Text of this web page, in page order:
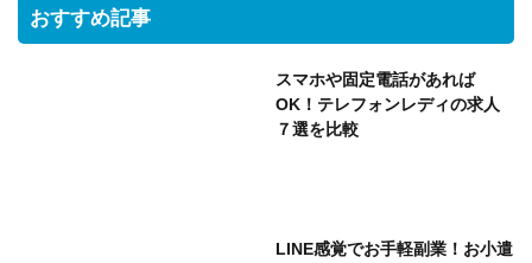
おすすめ記事
スマホや固定電話があれば
OK！テレフォンレディの求人
７選を比較
LINE感覚でお手軽副業！お小遣